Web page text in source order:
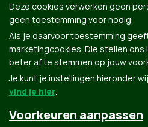
Groen.be
Deze cookies verwerken geen
geen toestemming voor nodig.
Als je daarvoor toestemming
marketingcookies. Die stellen
beter af te stemmen op jouw
Je kunt je instellingen hieronder
vind je hier.
Voorkeuren aanpassen